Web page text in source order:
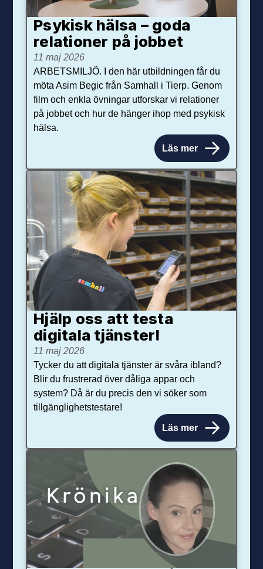
Psykisk hälsa – goda
relationer på jobbet
11 maj 2026
ARBETSMILJÖ. I den här utbildningen får du
möta Asim Begic från Samhall i Tierp. Genom
film och enkla övningar utforskar vi relationer
på jobbet och hur de hänger ihop med psykisk
hälsa.
Läs mer
Hjälp oss att testa
digitala tjänster!
11 maj 2026
Tycker du att digitala tjänster är svåra ibland?
Blir du frustrerad över dåliga appar och
system? Då är du precis den vi söker som
tillgänglighetstestare!
Läs mer